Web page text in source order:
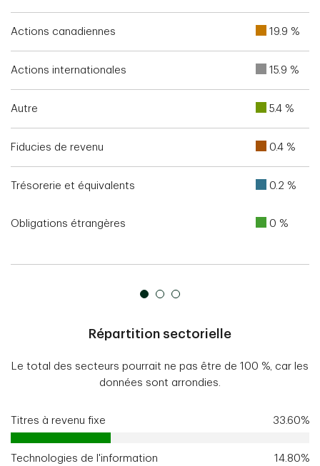
Actions canadiennes 19.9 %
Actions internationales 15.9 %
Autre 5.4 %
Fiducies de revenu 0.4 %
Trésorerie et équivalents 0.2 %
Obligations étrangères 0 %
Répartition sectorielle
Le total des secteurs pourrait ne pas être de 100 %, car les
données sont arrondies.
Titres à revenu fixe 33.60%
Technologies de l'information 14.80%